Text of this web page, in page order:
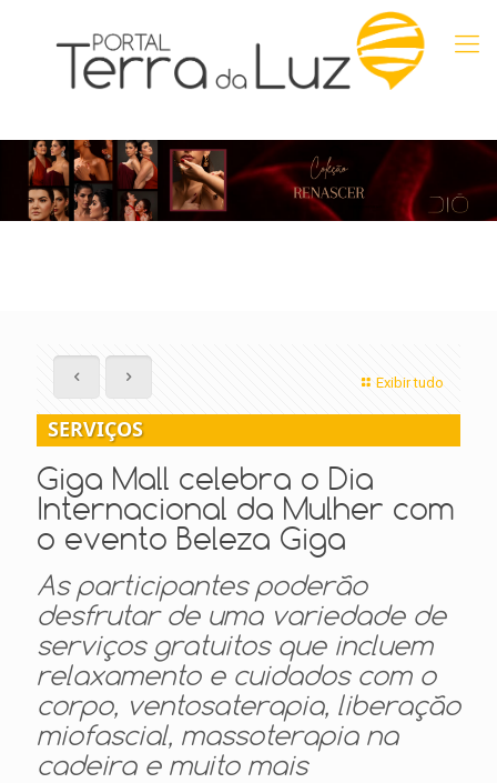
Exibir tudo
SERVIÇOS
Giga Mall celebra o Dia
Internacional da Mulher com
o evento Beleza Giga
As participantes poderão
desfrutar de uma variedade de
serviços gratuitos que incluem
relaxamento e cuidados com o
corpo, ventosaterapia, liberação
miofascial, massoterapia na
cadeira e muito mais